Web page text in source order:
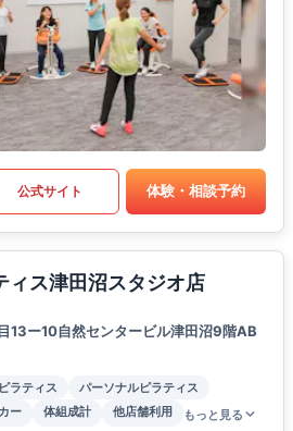
公式サイト 体験・相談予約
ィス津田沼スタジオ店
13ー10自然センタービル津田沼9階AB
ラティス
パーソナルピラティス
ー 体組成計 他店舗利用 もっと見る